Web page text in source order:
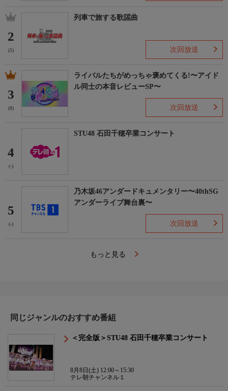
2
(5)
列車で旅する歌謡曲
次回放送
3
(8)
ライバルたちがめっちゃ褒めてくる!〜アイド
ル同士の本音レビューSP〜
次回放送
4
(-)
STU48 石田千穂卒業コンサート
5
(-)
乃木坂46アンダードキュメンタリー〜40thSG
アンダーライブ舞台裏〜
次回放送
もっと見る
同じジャンルのおすすめ番組
＜完全版＞STU48 石田千穂卒業コンサート
8月8日(土) 12:00～15:30
テレ朝チャンネル１